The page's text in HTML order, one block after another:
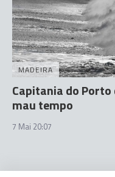
MADEIRA
Capitania do
mau tempo
7 Mai 20:07